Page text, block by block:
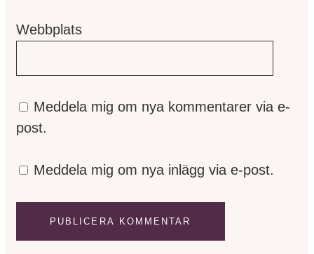
Webbplats
Meddela mig om nya kommentarer via e-
post.
Meddela mig om nya inlägg via e-post.